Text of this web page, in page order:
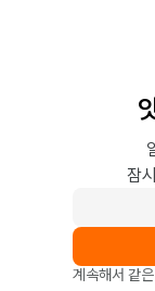
잠
계속해서 같